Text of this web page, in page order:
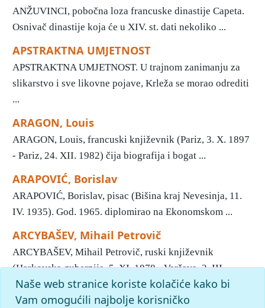
ANŽUVINCI, pobočna loza francuske dinastije Capeta.
Osnivač dinastije koja će u XIV. st. dati nekoliko ...
APSTRAKTNA UMJETNOST
APSTRAKTNA UMJETNOST. U trajnom zanimanju za
slikarstvo i sve likovne pojave, Krleža se morao odrediti
...
ARAGON, Louis
ARAGON, Louis, francuski književnik (Pariz, 3. X. 1897
- Pariz, 24. XII. 1982) čija biografija i bogat ...
ARAPOVIĆ, Borislav
ARAPOVIĆ, Borislav, pisac (Bišina kraj Nevesinja, 11.
IV. 1935). God. 1965. diplomirao na Ekonomskom ...
ARCYBAŠEV, Mihail Petrovič
ARCYBAŠEV, Mihail Petrovič, ruski književnik
(Harkovska gubernija, 5. XI. 1878 - Varšava, 3. III. ...
1 2 3 4 5 6 7 8 9 10 » Kraj
Naše web stranice koriste kolačiće kako bi
Vam omogućili najbolje korisničko